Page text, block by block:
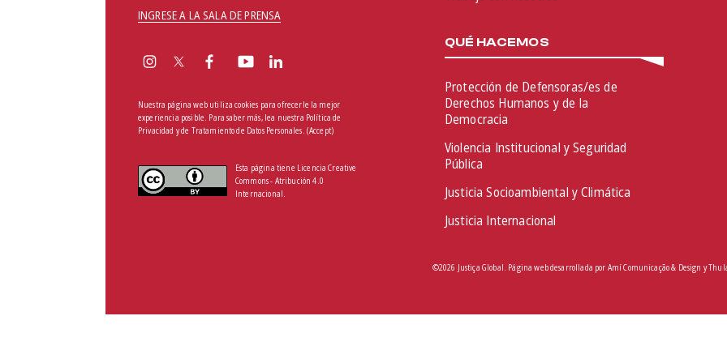
INGRESE A LA SALA DE PRENSA
Nuestra página web utiliza cookies para ofrecerle la mejor
experiencia posible. Para saber más, lea nuestra Política de
Privacidad y de Tratamiento de Datos Personales (Accept)
Esta página tiene Licencia Creative
Commons - Atribución 4.0
Internacional.
QUÉ HACEMOS
Protección de Defensoras/es de
Derechos Humanos y de la
Democracia
Violencia Institucional y Seguridad
Pública
Justicia Socioambiental y Climática
Justicia Internacional
©2026 Justiça Global. Página web desarrollada por Amí Comunicação & Design y